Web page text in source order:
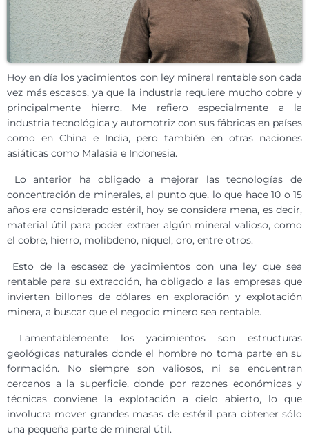
Hoy en día los yacimientos con ley mineral rentable son cada
vez más escasos, ya que la industria requiere mucho cobre y
principalmente hierro. Me refiero especialmente a la
industria tecnológica y automotriz con sus fábricas en países
como en China e India, pero también en otras naciones
asiáticas como Malasia e Indonesia.
Lo anterior ha obligado a mejorar las tecnologías de
concentración de minerales, al punto que, lo que hace 10 o 15
años era considerado estéril, hoy se considera mena, es decir,
material útil para poder extraer algún mineral valioso, como
el cobre, hierro, molibdeno, níquel, oro, entre otros.
Esto de la escasez de yacimientos con una ley que sea
rentable para su extracción, ha obligado a las empresas que
invierten billones de dólares en exploración y explotación
minera, a buscar que el negocio minero sea rentable.
Lamentablemente los yacimientos son estructuras
geológicas naturales donde el hombre no toma parte en su
formación. No siempre son valiosos, ni se encuentran
cercanos a la superficie, donde por razones económicas y
técnicas conviene la explotación a cielo abierto, lo que
involucra mover grandes masas de estéril para obtener sólo
una pequeña parte de mineral útil.